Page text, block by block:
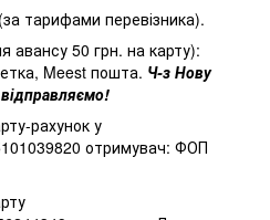
тарифами перевізника).
авансу 50 грн. на карту):
Meest пошта. Ч-з Нову
рахунок у
отримувач: ФОП